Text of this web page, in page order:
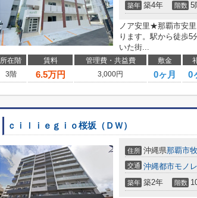
築年 築4年 階数 5
ノア安里★那覇市安
ります。駅から徒歩5
いた街...
所在階 賃料 管理費・共益費 敷金
3階
6.5万円 3,000円 0ヶ月 0
ｃｉｌｉｅｇｉｏ桜坂（ＤＷ）
住所 沖縄県那覇市
交通 沖縄都市モノ
築年 築2年 階数